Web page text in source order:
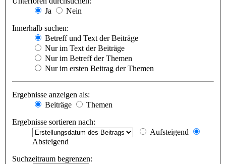
Ja
Nein
Innerhalb suchen:
Betreff und Text der Beiträge
Nur im Text der Beiträge
Nur im Betreff der Themen
Nur im ersten Beitrag der Themen
Ergebnisse anzeigen als:
Beiträge
Themen
Ergebnisse sortieren nach:
Aufsteigend
Absteigend
Suchzeitraum begrenzen: